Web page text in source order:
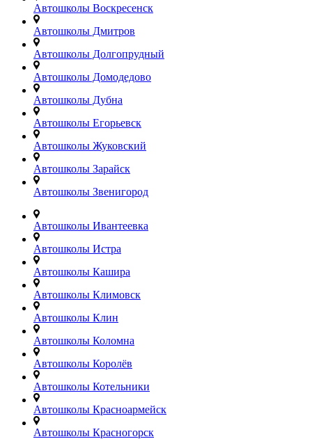
Автошколы Воскресенск
Автошколы Дмитров
Автошколы Долгопрудный
Автошколы Домодедово
Автошколы Дубна
Автошколы Егорьевск
Автошколы Жуковский
Автошколы Зарайск
Автошколы Звенигород
Автошколы Ивантеевка
Автошколы Истра
Автошколы Кашира
Автошколы Климовск
Автошколы Клин
Автошколы Коломна
Автошколы Королёв
Автошколы Котельники
Автошколы Красноармейск
Автошколы Красногорск